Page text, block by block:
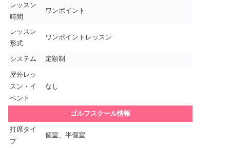
レッスン
時間
ワンポイント
レッスン
形式
ワンポイントレッスン
システム 定額制
屋外レッ
スン・イ
ベント
なし
ゴルフスクール情報
打席タイ
プ
個室、半個室